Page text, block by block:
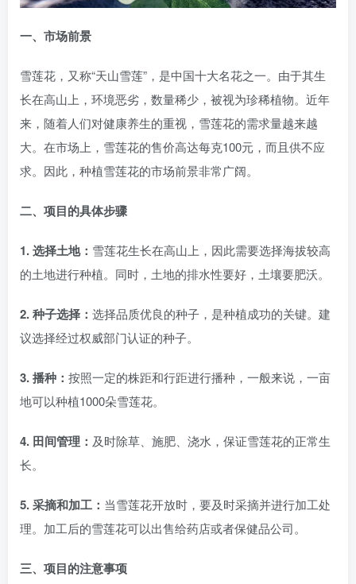
一、市场前景
雪莲花，又称“天山雪莲”，是中国十大名花之一。由于其生
长在高山上，环境恶劣，数量稀少，被视为珍稀植物。近年
来，随着人们对健康养生的重视，雪莲花的需求量越来越
大。在市场上，雪莲花的售价高达每克100元，而且供不应
求。因此，种植雪莲花的市场前景非常广阔。
二、项目的具体步骤
1. 选择土地： 雪莲花生长在高山上，因此需要选择海拔较高
的土地进行种植。同时，土地的排水性要好，土壤要肥沃。
2. 种子选择： 选择品质优良的种子，是种植成功的关键。建
议选择经过权威部门认证的种子。
3. 播种： 按照一定的株距和行距进行播种，一般来说，一亩
地可以种植1000朵雪莲花。
4. 田间管理： 及时除草、施肥、浇水，保证雪莲花的正常生
长。
5. 采摘和加工： 当雪莲花开放时，要及时采摘并进行加工处
理。加工后的雪莲花可以出售给药店或者保健品公司。
三、项目的注意事项